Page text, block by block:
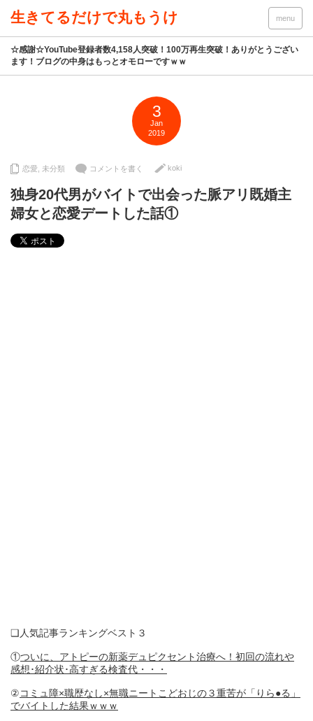
生きてるだけで丸もうけ menu
☆感謝☆YouTube登録者数4,158人突破！100万再生突破！ありがとうござい
ます！ブログの中身はもっとオモローですｗｗ
3
Jan
2019
恋愛 未分類 コメントを書く koki
独身20代男がバイトで出会った脈アリ既婚主
婦女と恋愛デートした話①
❑人気記事ランキングベスト３
①ついに、アトピーの新薬デュピクセント治療へ！初回の流れや
感想･紹介状･高すぎる検査代・・・
②コミュ障×職歴なし×無職ニートこどおじの３重苦が「りら●る」
でバイトした結果ｗｗｗ